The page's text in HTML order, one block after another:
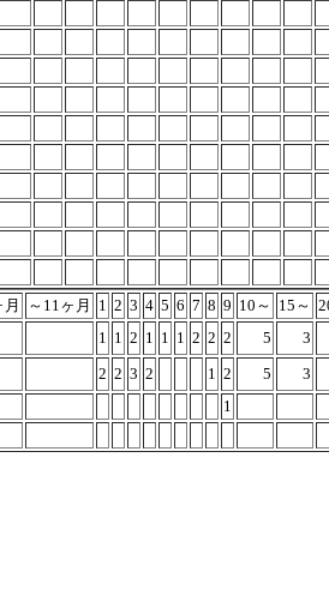
月 ～11ヶ月 1 2 3 4 5 6 7 8 9 10～ 15～
1 1 2 1 1 1 2 2 2 5 3
2 2 3 2 1 2 5 3
1